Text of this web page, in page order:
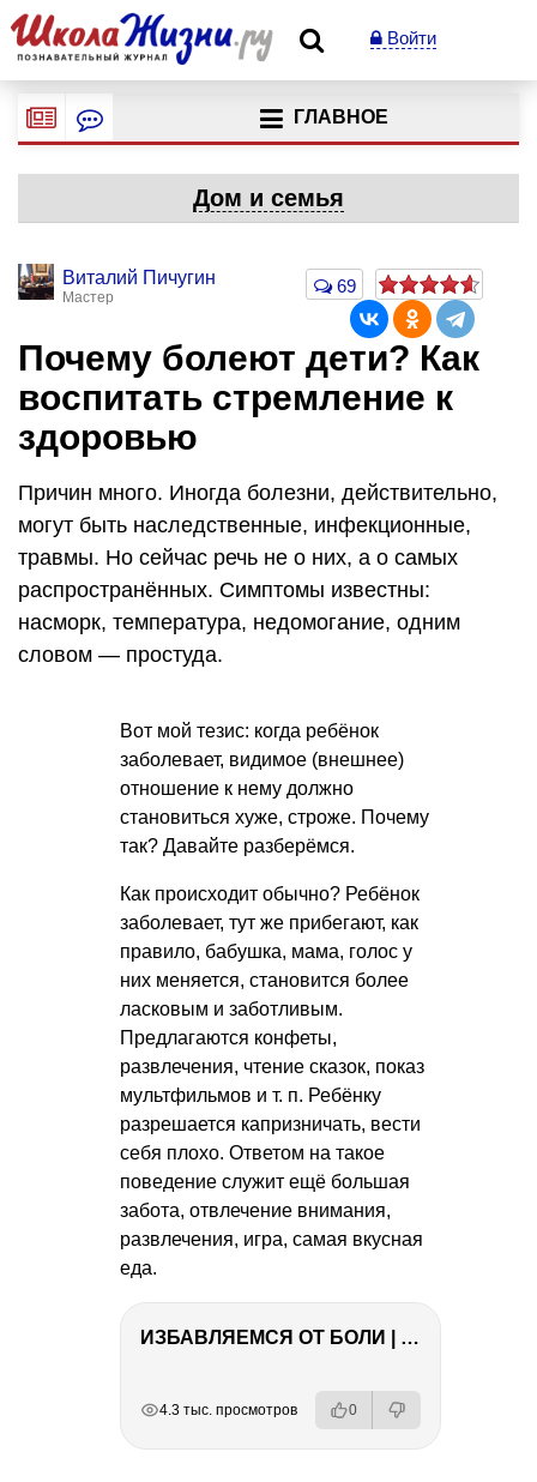
Войти
ГЛАВНОЕ
Дом и семья
Виталий Пичугин
Мастер
69
Почему болеют дети? Как
воспитать стремление к
здоровью
Причин много. Иногда болезни, действительно,
могут быть наследственные, инфекционные,
травмы. Но сейчас речь не о них, а о самых
распространённых. Симптомы известны:
насморк, температура, недомогание, одним
словом — простуда.
Вот мой тезис: когда ребёнок
заболевает, видимое (внешнее)
отношение к нему должно
становиться хуже, строже. Почему
так? Давайте разберёмся.
Как происходит обычно? Ребёнок
заболевает, тут же прибегают, как
правило, бабушка, мама, голос у
них меняется, становится более
ласковым и заботливым.
Предлагаются конфеты,
развлечения, чтение сказок, показ
мультфильмов и т. п. Ребёнку
разрешается капризничать, вести
себя плохо. Ответом на такое
поведение служит ещё большая
забота, отвлечение внимания,
развлечения, игра, самая вкусная
еда.
ИЗБАВЛЯЕМСЯ ОТ БОЛИ | Важность режима и питания
4.3 тыс. просмотров 0